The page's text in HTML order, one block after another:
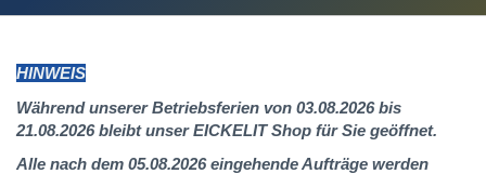
HINWEIS
Während unserer Betriebsferien von 03.08.2026 bis
21.08.2026 bleibt unser EICKELIT Shop für Sie geöffnet.
Alle nach dem 05.08.2026 eingehende Aufträge werden